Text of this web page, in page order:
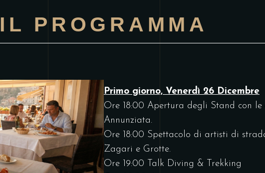
IL PROGRAMMA
Primo giorno, Venerdì 26 Dicembre
Ore 18:00 Apertura degli Stand con
Annunziata.
Ore 18:00 Spettacolo di artisti di
Zagari e Grotte.
Ore 19:00 Talk Diving & Trekking